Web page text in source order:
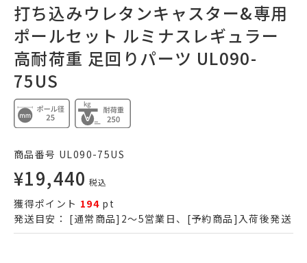
打ち込みウレタンキャスター&専用
ポールセット ルミナスレギュラー
高耐荷重 足回りパーツ UL090-
75US
商品番号 UL090-75US
¥19,440 税込
獲得ポイント 194 pt
発送目安： [通常商品]2～5営業日、[予約商品]入荷後発送